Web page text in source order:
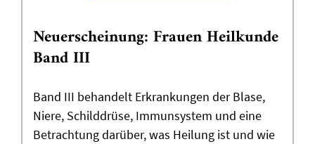
Neuerscheinung: Frauen Heilkunde
Band III
Band III behandelt Erkrankungen der Blase,
Niere, Schilddrüse, Immunsystem und eine
Betrachtung darüber, was Heilung ist und wie